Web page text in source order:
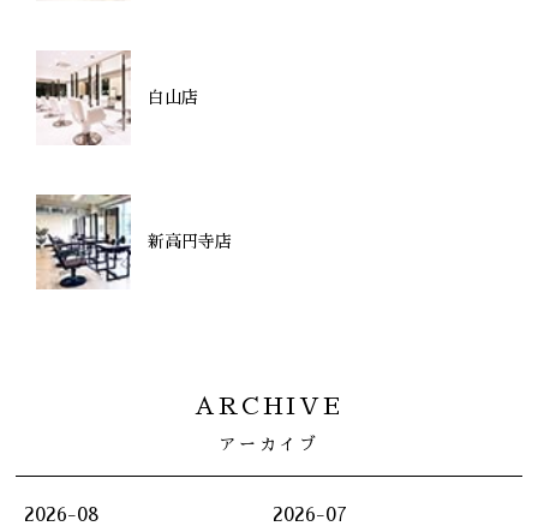
白山店
新高円寺店
ARCHIVE
アーカイブ
2026-08 2026-07